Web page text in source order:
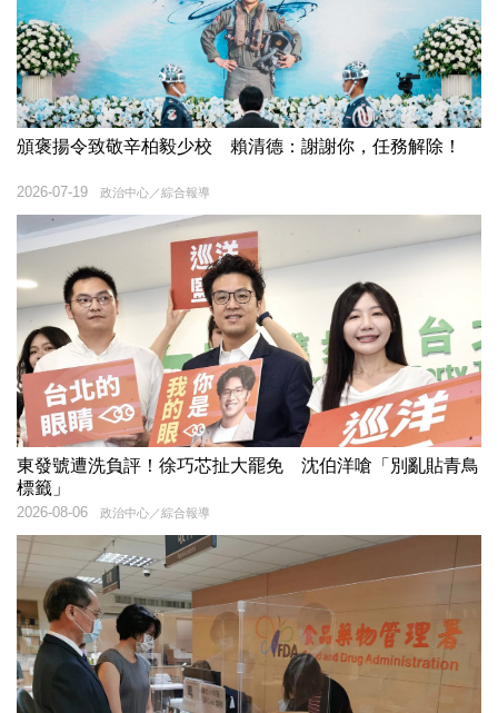
頒褒揚令致敬辛柏毅少校 賴清德：謝謝你，任務解除！
政治中心／綜合報導
2026-07-19
東發號遭洗負評！徐巧芯扯大罷免 沈伯洋嗆「別亂貼青鳥
標籤」
政治中心／綜合報導
2026-08-06